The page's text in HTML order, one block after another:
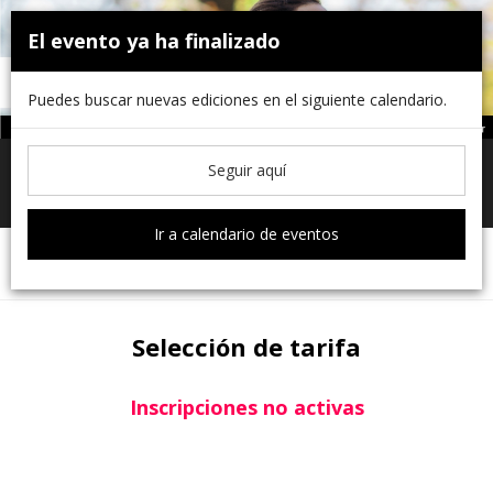
Selección de tarifa Formulario
Selección de tarifa
Inscripciones no activas
El evento ya ha finalizado
Puedes buscar nuevas ediciones en el siguiente calendario.
Seguir aquí
Ir a calendario de eventos